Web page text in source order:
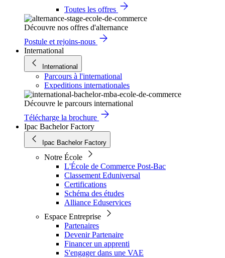
Toutes les offres
Découvre nos offres d'alternance
Postule et rejoins-nous
International
International
Parcours à l'international
Expeditions internationales
Découvre le parcours international
Télécharge la brochure
Ipac Bachelor Factory
Ipac Bachelor Factory
Notre École
L'École de Commerce Post-Bac
Classement Eduniversal
Certifications
Schéma des études
Alliance Eduservices
Espace Entreprise
Partenaires
Devenir Partenaire
Financer un apprenti
S'engager dans une VAE